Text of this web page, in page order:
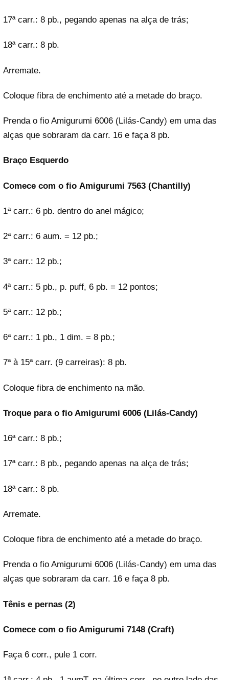
17ª carr.: 8 pb., pegando apenas na alça de trás;
18ª carr.: 8 pb.
Arremate.
Coloque fibra de enchimento até a metade do braço.
Prenda o fio Amigurumi 6006 (Lilás-Candy) em uma das
alças que sobraram da carr. 16 e faça 8 pb.
Braço Esquerdo
Comece com o fio Amigurumi 7563 (Chantilly)
1ª carr.: 6 pb. dentro do anel mágico;
2ª carr.: 6 aum. = 12 pb.;
3ª carr.: 12 pb.;
4ª carr.: 5 pb., p. puff, 6 pb. = 12 pontos;
5ª carr.: 12 pb.;
6ª carr.: 1 pb., 1 dim. = 8 pb.;
7ª à 15ª carr. (9 carreiras): 8 pb.
Coloque fibra de enchimento na mão.
Troque para o fio Amigurumi 6006 (Lilás-Candy)
16ª carr.: 8 pb.;
17ª carr.: 8 pb., pegando apenas na alça de trás;
18ª carr.: 8 pb.
Arremate.
Coloque fibra de enchimento até a metade do braço.
Prenda o fio Amigurumi 6006 (Lilás-Candy) em uma das
alças que sobraram da carr. 16 e faça 8 pb.
Tênis e pernas (2)
Comece com o fio Amigurumi 7148 (Craft)
Faça 6 corr., pule 1 corr.